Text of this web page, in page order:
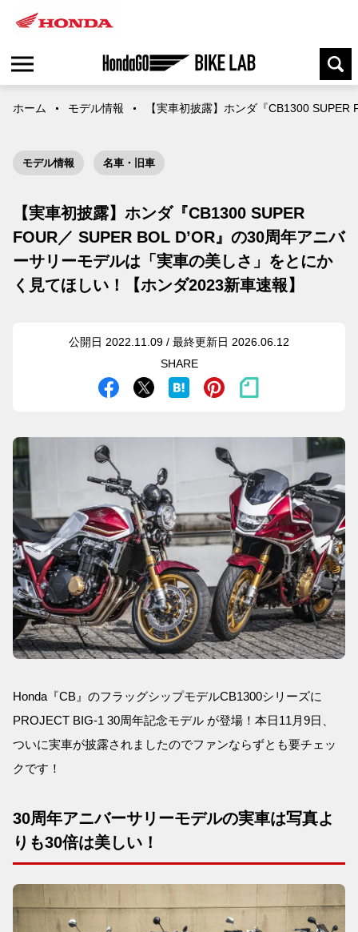
ホーム モデル情報 【実車初披露】ホンダ『CB1300
モデル情報 名車・旧車
【実車初披露】ホンダ『CB1300 SUPER
FOUR／ SUPER BOL D’OR』の30周年アニバ
ーサリーモデルは「実車の美しさ」をとにか
く見てほしい！【ホンダ2023新車速報】
公開日 2022.11.09 / 最終更新日 2026.06.12
SHARE
Honda『CB』のフラッグシップモデルCB1300シリーズに
PROJECT BIG-1 30周年記念モデル が登場！本日11月9日、
ついに実車が披露されましたのでファンならずとも要チェッ
クです！
30周年アニバーサリーモデルの実車は写真よ
りも30倍は美しい！